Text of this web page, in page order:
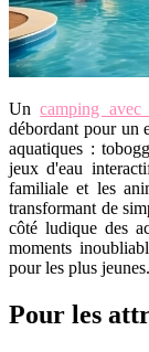
Uncamping avec
débordant pour un
aquatiques :
jeux d'eau
familiale et les
transformant de
côté ludique des
moments
pour les plus jeunes.
Pour les